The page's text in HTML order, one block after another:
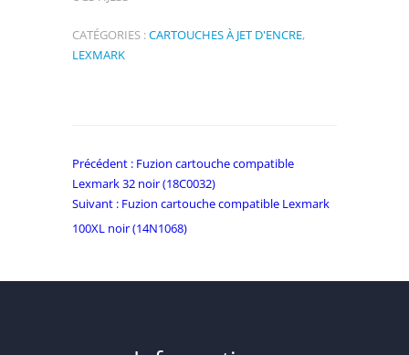
Lexmark
33
CATÉGORIES :CARTOUCHES À JET D'ENCRE,
LEXMARK
Navigation
de
l’article
Précédent : Commentaire
précédent:
Fuzion cartouche compatible
Lexmark 32 noir (18C0032)
Suivant : Commentaire
suivant:
Fuzion cartouche compatible Lexmark
100XL noir (14N1068)